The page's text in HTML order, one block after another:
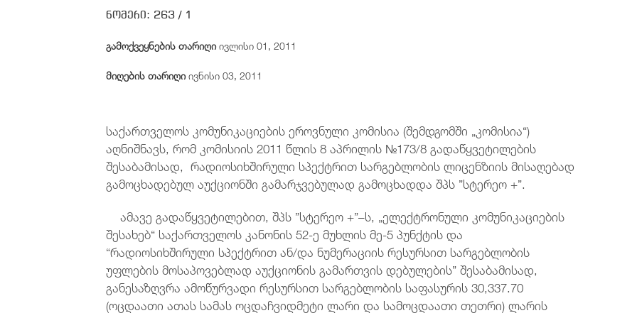
ნომერი: 263 / 1
გამოქვეყნების თარიღიივლისი 01, 2011
მიღების თარიღიივნისი 03, 2011
საქართველოს კომუნიკაციების ეროვნული კომისია (შემდგომში „კომისია“)
აღნიშნავს, რომ კომისიის 2011 წლის 8 აპრილის №173/8 გადაწყვეტილების
შესაბამისად, რადიოსიხშირული სპექტრით სარგებლობის ლიცენზიის მისაღებად
გამოცხადებულ აუქციონში გამარჯვებულად გამოცხადდა შპს ”სტერეო +”.
ამავე გადაწყვეტილებით, შპს ”სტერეო +”–ს, „ელექტრონული კომუნიკაციების
შესახებ“ საქართველოს კანონის 52-ე მუხლის მე-5 პუნქტის და
“რადიოსიხშირული სპექტრით ან/და ნუმერაციის რესურსით სარგებლობის
უფლების მოსაპოვებლად აუქციონის გამართვის დებულების” შესაბამისად,
განესაზღვრა ამოწურვადი რესურსით სარგებლობის საფასურის 30,337.70
(ოცდაათი ათას სამას ოცდაჩვიდმეტი ლარი და სამოცდაათი თეთრი) ლარის